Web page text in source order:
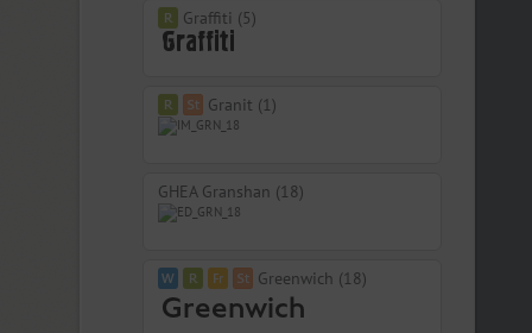
Graffiti (5)
Granit (1)
GHEA Granshan (18)
Greenwich (18)